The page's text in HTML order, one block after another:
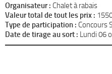
Organisateur : Chalet à rabais
Valeur total de tout les prix :
Type de participation : Concours
Date de tirage au sort : Lundi 06